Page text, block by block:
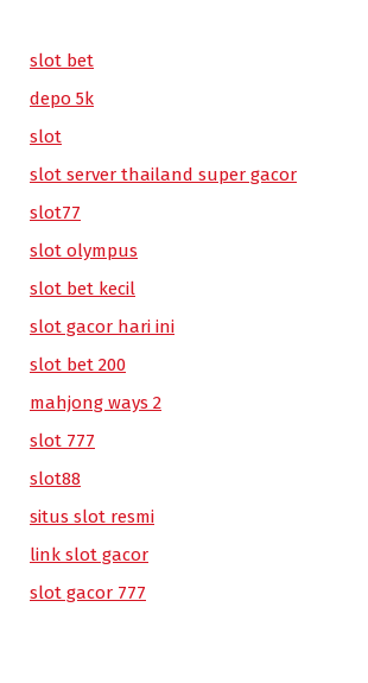
slot bet
depo 5k
slot
slot server thailand super gacor
slot77
slot olympus
slot bet kecil
slot gacor hari ini
slot bet 200
mahjong ways 2
slot 777
slot88
situs slot resmi
link slot gacor
slot gacor 777